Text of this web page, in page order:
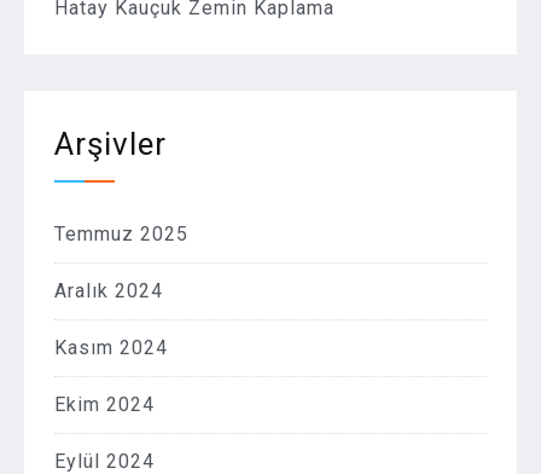
Hatay Kauçuk Zemin Kaplama
Arşivler
Temmuz 2025
Aralık 2024
Kasım 2024
Ekim 2024
Eylül 2024